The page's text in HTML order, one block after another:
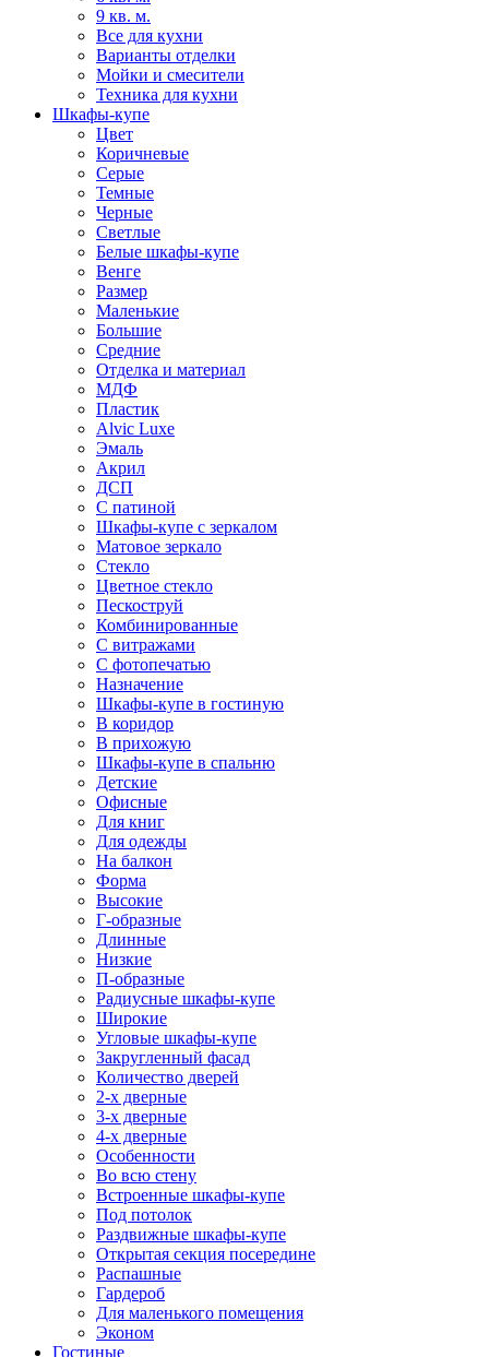
9 кв. м.
Все для кухни
Варианты отделки
Мойки и смесители
Техника для кухни
Шкафы-купе
Цвет
Коричневые
Серые
Темные
Черные
Светлые
Белые шкафы-купе
Венге
Размер
Маленькие
Большие
Средние
Отделка и материал
МДФ
Пластик
Alvic Luxe
Эмаль
Акрил
ДСП
С патиной
Шкафы-купе с зеркалом
Матовое зеркало
Стекло
Цветное стекло
Пескоструй
Комбинированные
С витражами
С фотопечатью
Назначение
Шкафы-купе в гостиную
В коридор
В прихожую
Шкафы-купе в спальню
Детские
Офисные
Для книг
Для одежды
На балкон
Форма
Высокие
Г-образные
Длинные
Низкие
П-образные
Радиусные шкафы-купе
Широкие
Угловые шкафы-купе
Закругленный фасад
Количество дверей
2-х дверные
3-х дверные
4-х дверные
Особенности
Во всю стену
Встроенные шкафы-купе
Под потолок
Раздвижные шкафы-купе
Открытая секция посередине
Распашные
Гардероб
Для маленького помещения
Эконом
Гостиные